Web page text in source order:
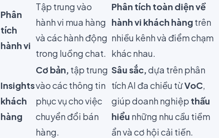
Phân
tích
hành vi
Tập trung vào
hành vi mua hàng
và các hành động
trong luồng chat.
Phân tích toàn diện về
hành vi khách hàng trên
nhiều kênh và điểm chạm
khác nhau.
Insights
khách
hàng
Cơ bản, tập trung
vào các thông tin
phục vụ cho việc
chuyển đổi bán
hàng.
Sâu sắc,dựa trên phân
tích AI đa chiều từVoC,
giúp doanh nghiệp thấu
hiểu những nhu cầu tiềm
ẩn và cơ hội cải tiến.